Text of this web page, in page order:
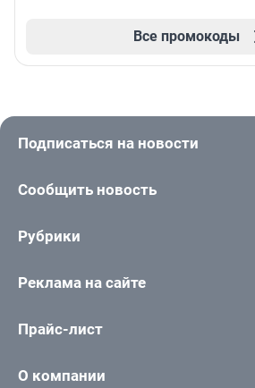
Все промокоды
Подписаться на новости
Сообщить новость
Рубрики
Реклама на сайте
Прайс-лист
О компании